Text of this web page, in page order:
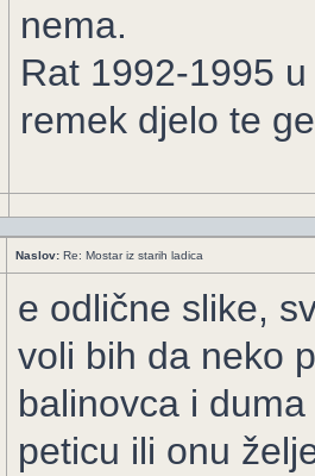
nema.
Rat 1992-1995
remek djelo te
Naslov: Re: Mostar iz starih ladica
e odlične slike,
voli bih da neko
balinovca i
peticu ili onu